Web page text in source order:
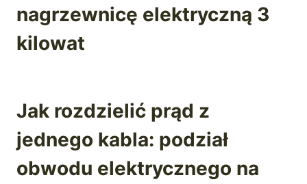
nagrzewnicę elektryczną 3
kilowat
Jak rozdzielić prąd z
jednego kabla: podział
obwodu elektrycznego na